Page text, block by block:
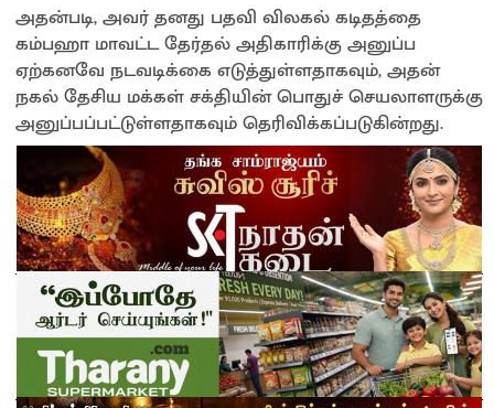
அதன்படி, அவர் தனது பதவி விலகல் கடிதத்தை
கம்பஹா மாவட்ட தேர்தல் அதிகாரிக்கு அனுப்ப
ஏற்கனவே நடவடிக்கை எடுத்துள்ளதாகவும், அதன்
நகல் தேசிய மக்கள் சக்தியின் பொதுச் செயலாளருக்கு
அனுப்பப்பட்டுள்ளதாகவும் தெரிவிக்கப்படுகின்றது.